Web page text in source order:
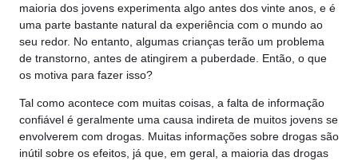
maioria dos jovens experimenta algo antes dos vinte anos, e é
uma parte bastante natural da experiência com o mundo ao
seu redor. No entanto, algumas crianças terão um problema
de transtorno, antes de atingirem a puberdade. Então, o que
os motiva para fazer isso?
Tal como acontece com muitas coisas, a falta de informação
confiável é geralmente uma causa indireta de muitos jovens se
envolverem com drogas. Muitas informações sobre drogas são
inútil sobre os efeitos, já que, em geral, a maioria das drogas